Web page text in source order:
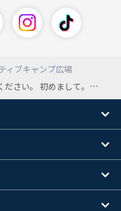
ィブキャンプ広場
っており混乱してしまいました。どのような時にa +身体部位を用いるのでしょうか？勉強不足で申し訳ありません。